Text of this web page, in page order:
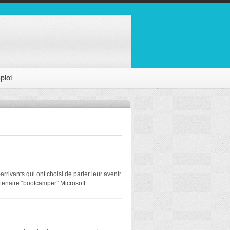
qui ont choisi de parier leur avenir
“bootcamper” Microsoft.